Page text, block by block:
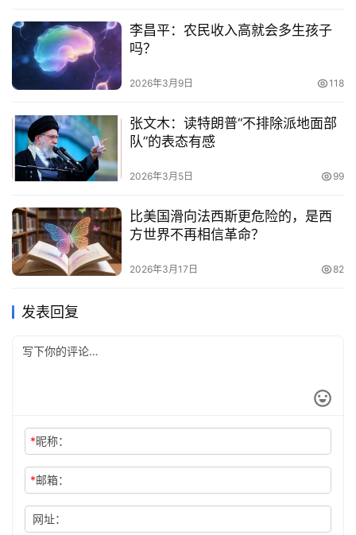
李昌平：农民收入高就会多生孩子
吗？
2026年3月9日 118
张文木：读特朗普“不排除派地面部
队”的表态有感
2026年3月5日 99
比美国滑向法西斯更危险的，是西
方世界不再相信革命？
2026年3月17日 82
发表回复
*昵称：
*邮箱：
网址：